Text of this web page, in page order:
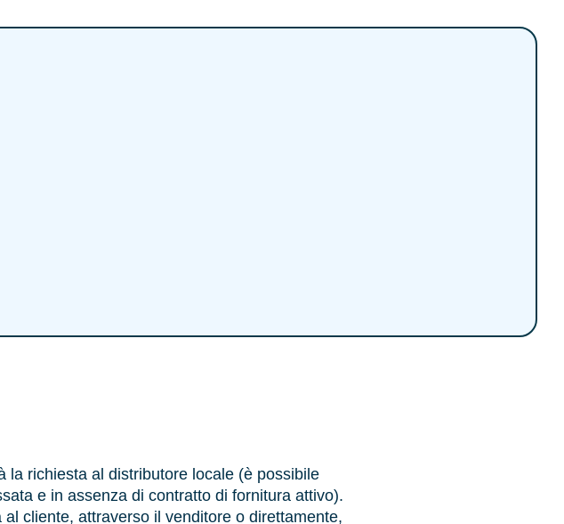
la richiesta al distributore locale (è possibile
e in assenza di contratto di fornitura attivo).
cliente, attraverso il venditore o direttamente,